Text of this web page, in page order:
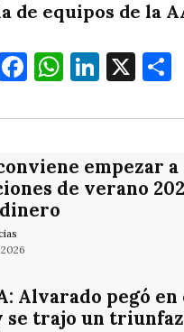
de equipos de la
Facebook
WhatsApp
X
empezar
de verano
Alvarado pegó en
se trajo un